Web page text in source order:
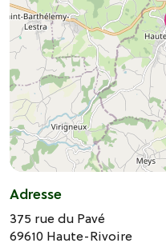
Adresse
375 rue du Pavé
69610 Haute-Rivoire